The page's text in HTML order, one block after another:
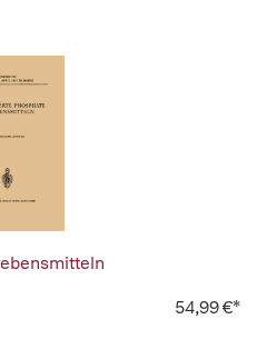
54,99 €*